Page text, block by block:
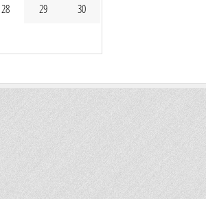
28 29 30